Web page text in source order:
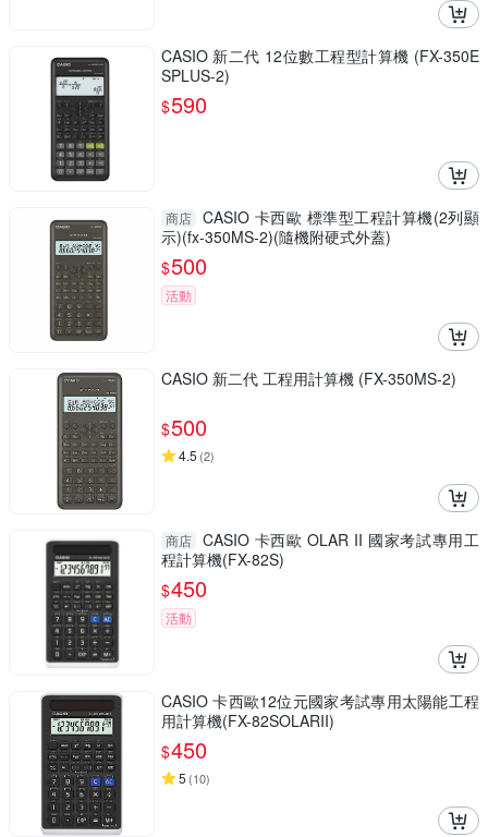
CASIO 新二代 12位數工程型計算機 (FX-350E
SPLUS-2)
$590
商店 CASIO 卡西歐 標準型工程計算機(2列顯
示)(fx-350MS-2)(隨機附硬式外蓋)
$500
活動
CASIO 新二代 工程用計算機 (FX-350MS-2)
$500
4.5 (2)
商店 CASIO 卡西歐 OLAR II 國家考試專用工
程計算機(FX-82S)
$450
活動
CASIO 卡西歐12位元國家考試專用太陽能工程
用計算機(FX-82SOLARII)
$450
5 (10)